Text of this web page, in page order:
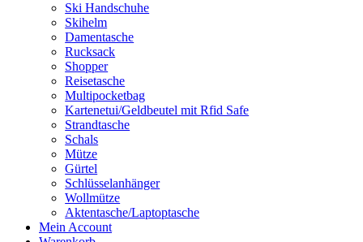
Ski Handschuhe
Skihelm
Damentasche
Rucksack
Shopper
Reisetasche
Multipocketbag
Kartenetui/Geldbeutel mit Rfid Safe
Strandtasche
Schals
Mütze
Gürtel
Schlüsselanhänger
Wollmütze
Aktentasche/Laptoptasche
Mein Account